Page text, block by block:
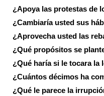
¿Apoya las protestas de
¿Cambiaría usted sus
¿Aprovecha usted las
¿Qué propósitos se
¿Qué haría si le tocara la
¿Cuántos décimos ha
¿Qué le parece la